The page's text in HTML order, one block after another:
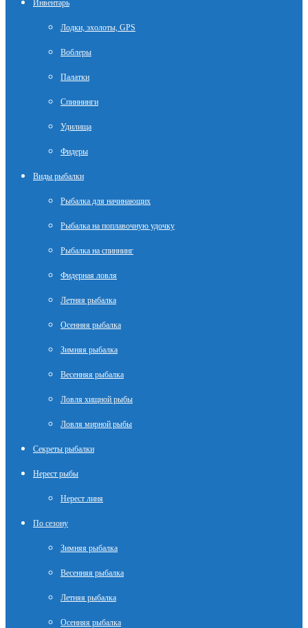
Инвентарь
Лодки, эхолоты, GPS
Воблеры
Палатки
Спиннинги
Удилища
Фидеры
Виды рыбалки
Рыбалка для начинающих
Рыбалка на поплавочную удочку
Рыбалка на спиннинг
Фидерная ловля
Летняя рыбалка
Осенняя рыбалка
Зимняя рыбалка
Весенняя рыбалка
Ловля хищной рыбы
Ловля мирной рыбы
Секреты рыбалки
Нерест рыбы
Нерест линя
По сезону
Зимняя рыбалка
Весенняя рыбалка
Летняя рыбалка
Осенняя рыбалка